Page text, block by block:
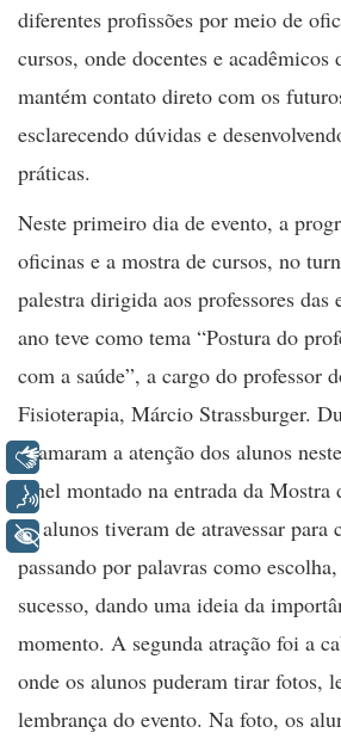
diferentes profissões por meio de
cursos, onde docentes e acadêmicos
mantém contato direto com os
esclarecendo dúvidas e
práticas.
Neste primeiro dia de evento, a
oficinas e a mostra de cursos, no
palestra dirigida aos professores das
ano teve como tema “Postura do
com a saúde”, a cargo do professor
Fisioterapia, Márcio Strassburger.
chamaram a atenção dos alunos
túnel montado na entrada da Mostra
os alunos tiveram de atravessar para
passando por palavras como
sucesso, dando uma ideia da
momento. A segunda atração foi a
onde os alunos puderam tirar fotos,
lembrança do evento. Na foto, os
Libras
Voz
+ Acessibilidade